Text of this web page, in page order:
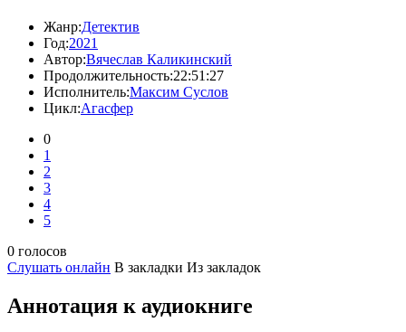
Жанр:Детектив
Год:2021
Автор:Вячеслав Каликинский
Продолжительность:22:51:27
Исполнитель:Максим Суслов
Цикл:Агасфер
0
1
2
3
4
5
0 голосов
Слушать онлайн В закладки Из закладок
Аннотация к аудиокниге